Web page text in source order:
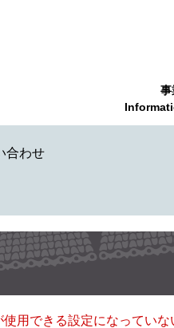
事
合わせ
用できる設定になってい